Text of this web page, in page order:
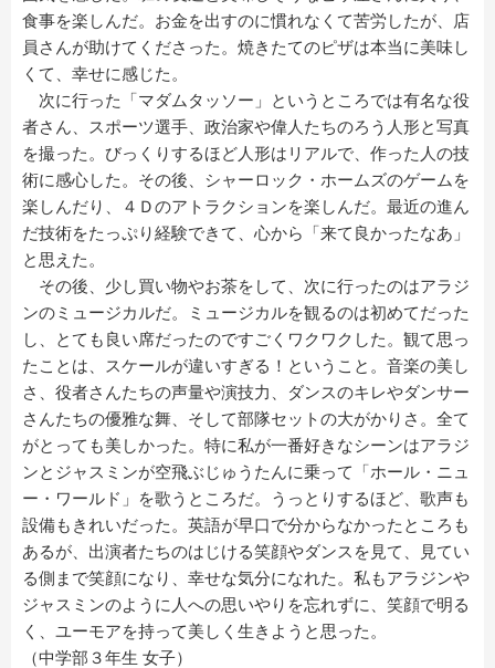
食事を楽しんだ。お金を出すのに慣れなくて苦労したが、店
員さんが助けてくださった。焼きたてのピザは本当に美味し
くて、幸せに感じた。
次に行った「マダムタッソー」というところでは有名な役
者さん、スポーツ選手、政治家や偉人たちのろう人形と写真
を撮った。びっくりするほど人形はリアルで、作った人の技
術に感心した。その後、シャーロック・ホームズのゲームを
楽しんだり、４Ｄのアトラクションを楽しんだ。最近の進ん
だ技術をたっぷり経験できて、心から「来て良かったなあ」
と思えた。
その後、少し買い物やお茶をして、次に行ったのはアラジ
ンのミュージカルだ。ミュージカルを観るのは初めてだった
し、とても良い席だったのですごくワクワクした。観て思っ
たことは、スケールが違いすぎる！ということ。音楽の美し
さ、役者さんたちの声量や演技力、ダンスのキレやダンサー
さんたちの優雅な舞、そして部隊セットの大がかりさ。全て
がとっても美しかった。特に私が一番好きなシーンはアラジ
ンとジャスミンが空飛ぶじゅうたんに乗って「ホール・ニュ
ー・ワールド」を歌うところだ。うっとりするほど、歌声も
設備もきれいだった。英語が早口で分からなかったところも
あるが、出演者たちのはじける笑顔やダンスを見て、見てい
る側まで笑顔になり、幸せな気分になれた。私もアラジンや
ジャスミンのように人への思いやりを忘れずに、笑顔で明る
く、ユーモアを持って美しく生きようと思った。
（中学部３年生 女子）